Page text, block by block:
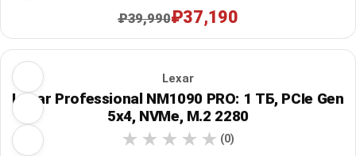
₽39,990₽37,190
Lexar
Lexar Professional NM1090 PRO: 1 ТБ, PCIe Gen
5x4, NVMe, M.2 2280
(0)